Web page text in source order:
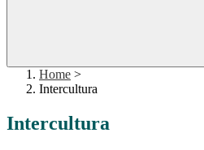
Home >
Intercultura
Intercultura